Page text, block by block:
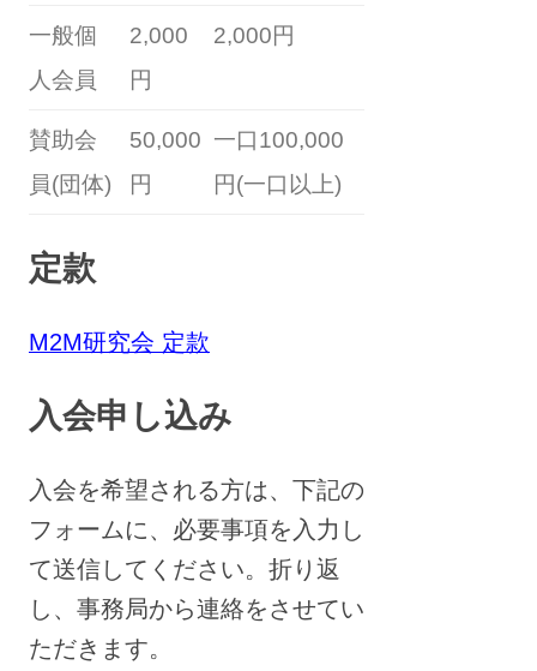
一般個
人会員
2,000
円
2,000円
賛助会
員(団体)
50,000
円
一口100,000
円(一口以上)
定款
M2M研究会 定款
入会申し込み
入会を希望される方は、下記の
フォームに、必要事項を入力し
て送信してください。折り返
し、事務局から連絡をさせてい
ただきます。